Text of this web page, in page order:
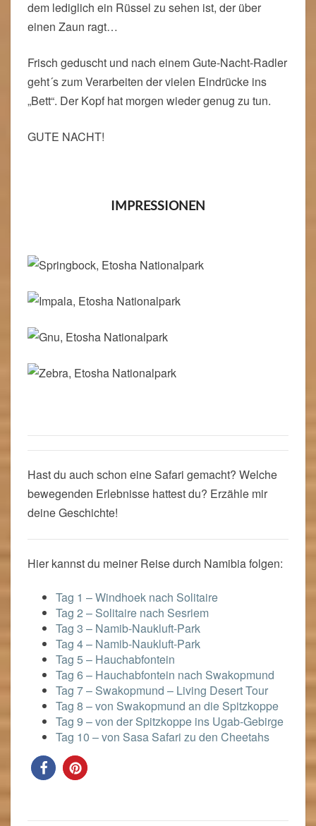
dem lediglich ein Rüssel zu sehen ist, der über
einen Zaun ragt…
Frisch geduscht und nach einem Gute-Nacht-Radler
geht´s zum Verarbeiten der vielen Eindrücke ins
„Bett“. Der Kopf hat morgen wieder genug zu tun.
GUTE NACHT!
IMPRESSIONEN
Hast du auch schon eine Safari gemacht? Welche
bewegenden Erlebnisse hattest du? Erzähle mir
deine Geschichte!
Hier kannst du meiner Reise durch Namibia folgen:
Tag 1 – Windhoek nach Solitaire
Tag 2 – Solitaire nach Sesriem
Tag 3 – Namib-Naukluft-Park
Tag 4 – Namib-Naukluft-Park
Tag 5 – Hauchabfontein
Tag 6 – Hauchabfontein nach Swakopmund
Tag 7 – Swakopmund – Living Desert Tour
Tag 8 – von Swakopmund an die Spitzkoppe
Tag 9 – von der Spitzkoppe ins Ugab-Gebirge
Tag 10 – von Sasa Safari zu den Cheetahs